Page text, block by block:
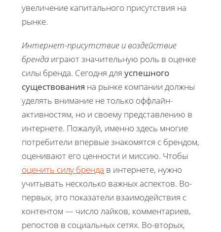
увеличение капитального присутствия на
рынке.
Интернет-присутствие и воздействие
бренда играют значительную роль в оценке
силы бренда. Сегодня для успешного
существования на рынке компании должны
уделять внимание не только оффлайн-
активностям, но и своему представлению в
интернете. Пожалуй, именно здесь многие
потребители впервые знакомятся с брендом,
оценивают его ценности и миссию. Чтобы
оценить силу бренда в интернете, нужно
учитывать несколько важных аспектов. Во-
первых, это показатели взаимодействия с
контентом — число лайков, комментариев,
репостов в социальных сетях. Во-вторых,